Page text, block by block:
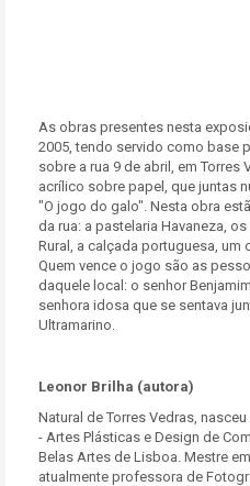
As obras presentes nesta
2005, tendo servido como base
sobre a rua 9 de abril, em Torres
acrílico sobre papel, que juntas
"O jogo do galo". Nesta obra
da rua: a pastelaria Havaneza,
Rural, a calçada portuguesa, um
Quem vence o jogo são as
daquele local: o senhor
senhora idosa que se sentava
Ultramarino.
Leonor Brilha (autora)
Natural de Torres Vedras,
- Artes Plásticas e Design de
Belas Artes de Lisboa. Mestre
atualmente professora de